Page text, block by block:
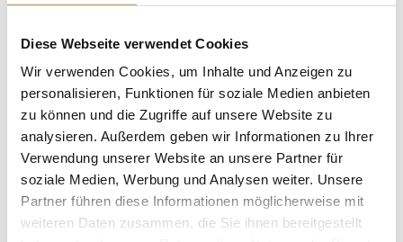
Diese Webseite verwendet Cookies
Wir verwenden Cookies, um Inhalte und Anzeigen zu
personalisieren, Funktionen für soziale Medien anbieten
zu können und die Zugriffe auf unsere Website zu
analysieren. Außerdem geben wir Informationen zu Ihrer
Verwendung unserer Website an unsere Partner für
soziale Medien, Werbung und Analysen weiter. Unsere
Partner führen diese Informationen möglicherweise mit
weiteren Daten zusammen, die Sie ihnen bereitgestellt
DETAILS BOEK